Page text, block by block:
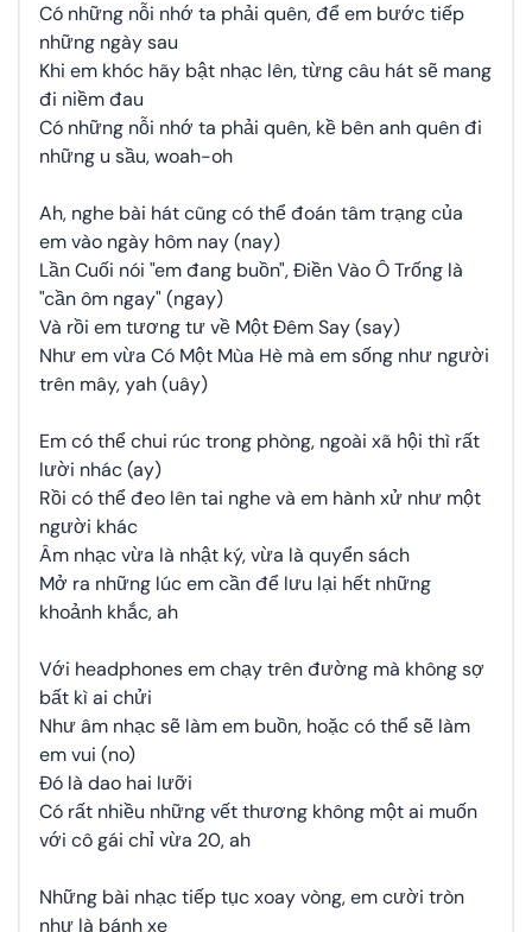
Có những nỗi nhớ ta phải quên, để em bước tiếp
những ngày sau
Khi em khóc hãy bật nhạc lên, từng câu hát sẽ mang
đi niềm đau
Có những nỗi nhớ ta phải quên, kề bên anh quên đi
những u sầu, woah-oh
Ah, nghe bài hát cũng có thể đoán tâm trạng của
em vào ngày hôm nay (nay)
Lần Cuối nói "em đang buồn", Điền Vào Ô Trống là
"cần ôm ngay" (ngay)
Và rồi em tương tư về Một Đêm Say (say)
Như em vừa Có Một Mùa Hè mà em sống như người
trên mây, yah (uây)
Em có thể chui rúc trong phòng, ngoài xã hội thì rất
lười nhác (ay)
Rồi có thể đeo lên tai nghe và em hành xử như một
người khác
Âm nhạc vừa là nhật ký, vừa là quyển sách
Mở ra những lúc em cần để lưu lại hết những
khoảnh khắc, ah
Với headphones em chạy trên đường mà không sợ
bất kì ai chửi
Như âm nhạc sẽ làm em buồn, hoặc có thể sẽ làm
em vui (no)
Đó là dao hai lưỡi
Có rất nhiều những vết thương không một ai muốn
với cô gái chỉ vừa 20, ah
Những bài nhạc tiếp tục xoay vòng, em cười tròn
như là bánh xe